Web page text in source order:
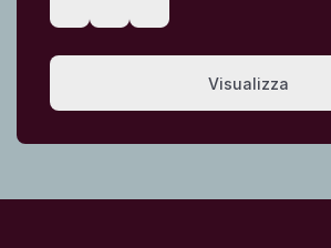
Visualizza